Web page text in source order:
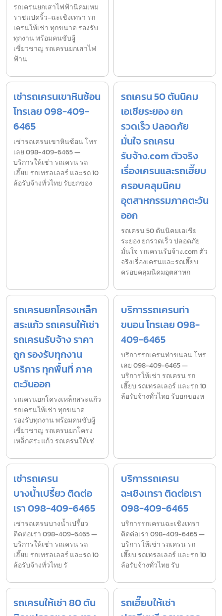
รถเครนยกเสาไฟฟ้านิคมเหม
ราชแปดริ้ว-ฉะเชิงเทรา รถ
เครนให้เช่า ทุกขนาด รองรับ
ทุกงาน พร้อมคนขับผู้
เชี่ยวชาญ รถเครนยกเสาไฟ
ฟ้าน
เช่ารถเครนเขาหินซ้อน
โทรเลย 098-409-
6465
เช่ารถเครนเขาหินซ้อน โทร
เลย 098-409-6465 —
บริการให้เช่า รถเครน รถ
เฮี๊ยบ รถเทรลเลอร์ และรถ 10
ล้อรับจ้างทั่วไทย รับยกของ
รถเครน 50 ตันนิคม
เอเชียระยอง ยก
รวดเร็ว ปลอดภัย
มั่นใจ รถเครน
รับจ้าง.com ตัวจริง
เรื่องเครนและรถเฮี๊ยบ
ครอบคลุมนิคม
อุตสาหกรรมภาคตะวัน
ออก
รถเครน 50 ตันนิคมเอเชีย
ระยอง ยกรวดเร็ว ปลอดภัย
มั่นใจ รถเครนรับจ้าง.com ตัว
จริงเรื่องเครนและรถเฮี๊ยบ
ครอบคลุมนิคมอุตสาหก
รถเครนยกโครงเหล็ก
สระแก้ว รถเครนให้เช่า
รถเครนรับจ้าง ราคา
ถูก รองรับทุกงาน
บริการ ทุกพื้นที่ ภาค
ตะวันออก
รถเครนยกโครงเหล็กสระแก้ว
รถเครนให้เช่า ทุกขนาด
รองรับทุกงาน พร้อมคนขับผู้
เชี่ยวชาญ รถเครนยกโครง
เหล็กสระแก้ว รถเครนให้เช่
บริการรถเครนท่า
ขนอน โทรเลย 098-
409-6465
บริการรถเครนท่าขนอน โทร
เลย 098-409-6465 —
บริการให้เช่า รถเครน รถ
เฮี๊ยบ รถเทรลเลอร์ และรถ 10
ล้อรับจ้างทั่วไทย รับยกของห
เช่ารถเครน
บางน้ำเปรี้ยว ติดต่อ
เรา 098-409-6465
เช่ารถเครนบางน้ำเปรี้ยว
ติดต่อเรา 098-409-6465 —
บริการให้เช่า รถเครน รถ
เฮี๊ยบ รถเทรลเลอร์ และรถ 10
ล้อรับจ้างทั่วไทย รั
บริการรถเครน
ฉะเชิงเทรา ติดต่อเรา
098-409-6465
บริการรถเครนฉะเชิงเทรา
ติดต่อเรา 098-409-6465 —
บริการให้เช่า รถเครน รถ
เฮี๊ยบ รถเทรลเลอร์ และรถ 10
ล้อรับจ้างทั่วไทย รับ
รถเครนให้เช่า 80 ตัน
รถเฮี๊ยบให้เช่า